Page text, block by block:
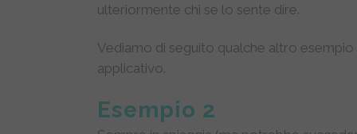
ulteriormente chi se lo sente dire.
Vediamo di seguito qualche altro esempio
applicativo.
Esempio 2